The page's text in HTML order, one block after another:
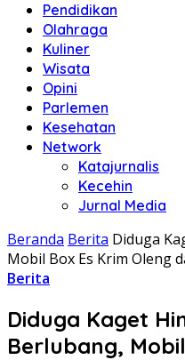
Pendidikan
Olahraga
Kuliner
Wisata
Opini
Parlemen
Kesehatan
Network
Katajurnalis
Kecehin
Jurnal Media
Beranda Berita Diduga
Mobil Box Es Krim Oleng
Berita
Diduga Kaget
Berlubang,